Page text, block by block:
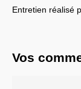
Entretien réalisé
Vos